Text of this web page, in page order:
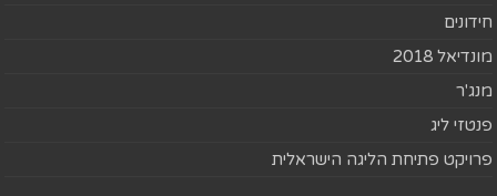
חידונים
מונדיאל 2018
מנג'ר
פנטזי ליג
פרויקט פתיחת הליגה הישראלית